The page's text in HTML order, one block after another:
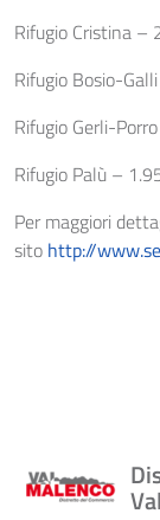
Rifugio Cristina –
Rifugio Bosio-
Rifugio Gerli-
Rifugio Palù –
Per maggiori
sito http://